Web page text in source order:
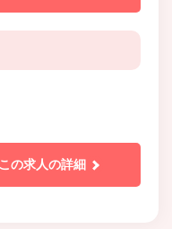
この求人の詳細